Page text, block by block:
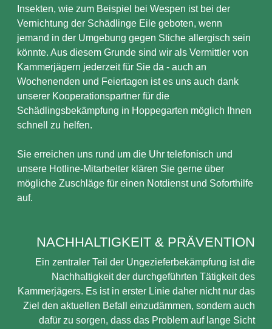
Insekten, wie zum Beispiel bei Wespen ist bei der
Vernichtung der Schädlinge Eile geboten, wenn
jemand in der Umgebung gegen Stiche allergisch sein
könnte. Aus diesem Grunde sind wir als Vermittler von
Kammerjägern jederzeit für Sie da - auch an
Wochenenden und Feiertagen ist es uns auch dank
unserer Kooperationspartner für die
Schädlingsbekämpfung in Hoppegarten möglich Ihnen
schnell zu helfen.
Sie erreichen uns rund um die Uhr telefonisch und
unsere Hotline-Mitarbeiter klären Sie gerne über
mögliche Zuschläge für einen Notdienst und Soforthilfe
auf.
NACHHALTIGKEIT & PRÄVENTION
Ein zentraler Teil der Ungezieferbekämpfung ist die
Nachhaltigkeit der durchgeführten Tätigkeit des
Kammerjägers. Es ist in erster Linie daher nicht nur das
Ziel den aktuellen Befall einzudämmen, sondern auch
dafür zu sorgen, dass das Problem auf lange Sicht